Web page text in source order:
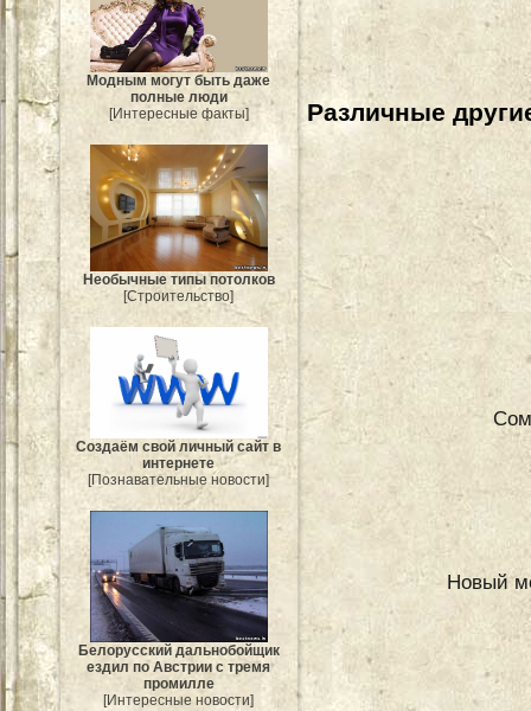
Модным могут быть даже
полные люди
[Интересные факты]
Необычные типы потолков
[Строительство]
Создаём свой личный сайт в
интернете
[Познавательные новости]
Белорусский дальнобойщик
ездил по Австрии с тремя
промилле
[Интересные новости]
Различные
Новый